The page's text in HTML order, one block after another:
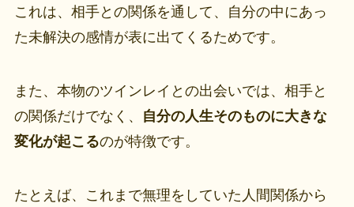
これは、相手との関係を通して、自分の中にあっ
た未解決の感情が表に出てくるためです。
また、本物のツインレイとの出会いでは、相手と
の関係だけでなく、
自分の人生そのものに大きな
変化が起こるのが特徴です。
たとえば、これまで無理をしていた人間関係から